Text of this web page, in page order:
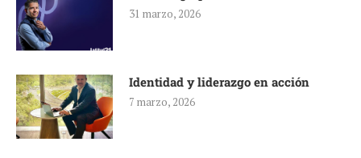
31 marzo, 2026
Identidad y liderazgo en acción
7 marzo, 2026